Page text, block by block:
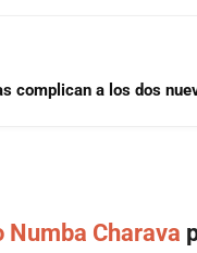
complican a los dos
Charava